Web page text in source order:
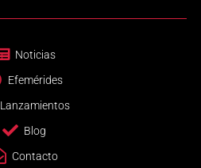
Noticias
Efemérides
Lanzamientos
Blog
Contacto